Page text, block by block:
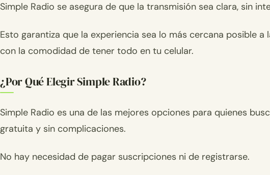
Simple Radio se asegura de que la transmisión sea clara, sin
Esto garantiza que la experiencia sea lo más cercana posible
con la comodidad de tener todo en tu celular.
¿Por Qué Elegir Simple Radio?
Simple Radio es una de las mejores opciones para quienes
gratuita y sin complicaciones.
No hay necesidad de pagar suscripciones ni de registrarse.